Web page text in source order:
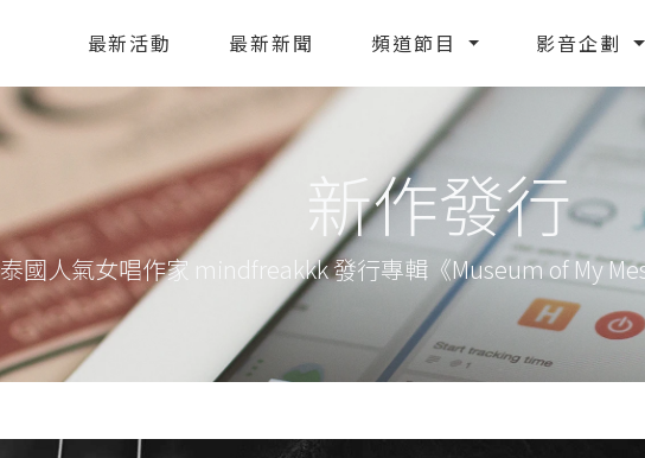
最新活動 最新新聞 頻道節目 影音企劃
新作發行
泰國人氣女唱作家 mindfreakkk 發行專輯《Museum of My